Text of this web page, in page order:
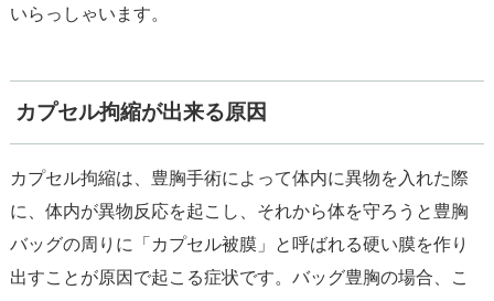
いらっしゃいます。
カプセル拘縮が出来る原因
カプセル拘縮は、豊胸手術によって体内に異物を入れた際
に、体内が異物反応を起こし、それから体を守ろうと豊胸
バッグの周りに「カプセル被膜」と呼ばれる硬い膜を作り
出すことが原因で起こる症状です。バッグ豊胸の場合、こ